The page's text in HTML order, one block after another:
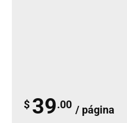
$ 39.00 / página